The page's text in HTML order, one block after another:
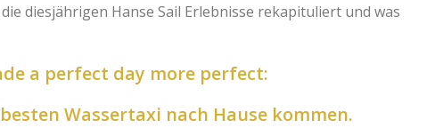
diesjährigen Hanse Sail Erlebnisse rekapituliert und was
a perfect day more perfect:
Wassertaxi nach Hause kommen.